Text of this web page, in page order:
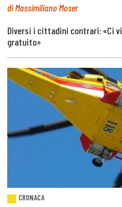
di Massimiliano Moser
Diversi i cittadini contrari: «Ci
gratuito»
CRONACA